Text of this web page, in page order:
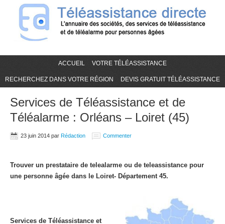
ACCUEIL VOTRE TÉLÉASSISTANCE
RECHERCHEZ DANS VOTRE RÉGION DEVIS GRATUIT TÉLÉASSISTANCE
Services de Téléassistance et de
Téléalarme : Orléans – Loiret (45)
23 juin 2014 par Rédaction Commenter
Trouver un prestataire de telealarme ou de teleassistance pour
une personne âgée dans le Loiret- Département 45.
Services de Téléassistance et